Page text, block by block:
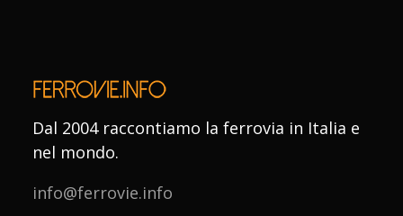
Dal 2004 raccontiamo la ferrovia in Italia e
nel mondo.
info@ferrovie.info